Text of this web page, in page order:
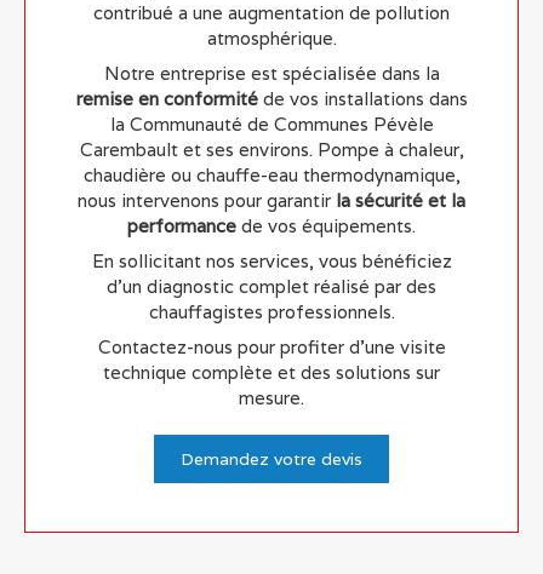
contribué a une augmentation de pollution
atmosphérique.
Notre entreprise est spécialisée dans la
remise en conformitéde vos installations dans
la Communauté de Communes Pévèle
Carembault et ses environs. Pompe à chaleur,
chaudière ou chauffe-eau thermodynamique,
nous intervenons pour garantir la sécurité et la
performance de vos équipements.
En sollicitant nos services, vous bénéficiez
d'un diagnostic complet réalisé par des
chauffagistes professionnels.
Contactez-nous pour profiter d'une visite
technique complète et des solutions sur
mesure.
Demandez votre devis